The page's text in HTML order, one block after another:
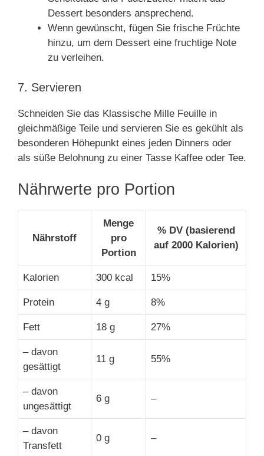
Dessert besonders ansprechend.
Wenn gewünscht, fügen Sie frische Früchte
hinzu, um dem Dessert eine fruchtige Note
zu verleihen.
7. Servieren
Schneiden Sie das Klassische Mille Feuille in
gleichmäßige Teile und servieren Sie es gekühlt als
besonderen Höhepunkt eines jeden Dinners oder
als süße Belohnung zu einer Tasse Kaffee oder Tee.
Nährwerte pro Portion
Nährstoff
Menge
pro
Portion
% DV (basierend
auf 2000 Kalorien)
Kalorien 300 kcal 15%
Protein 4 g 8%
Fett 18 g 27%
– davon
gesättigt
11 g 55%
– davon
ungesättigt
6 g –
– davon
Transfett
0 g –